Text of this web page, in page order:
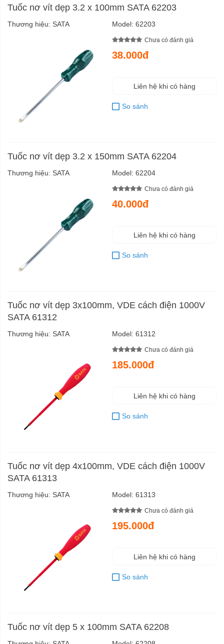
Tuốc nơ vít dẹp 3.2 x 100mm SATA 62203
Thương hiệu: SATA Model: 62203
Chưa có đánh giá
38.000đ
Liên hệ khi có hàng
So sánh
Tuốc nơ vít dẹp 3.2 x 150mm SATA 62204
Thương hiệu: SATA Model: 62204
Chưa có đánh giá
40.000đ
Liên hệ khi có hàng
So sánh
Tuốc nơ vít dẹp 3x100mm, VDE cách điện 1000V
SATA 61312
Thương hiệu: SATA Model: 61312
Chưa có đánh giá
185.000đ
Liên hệ khi có hàng
So sánh
Tuốc nơ vít dẹp 4x100mm, VDE cách điện 1000V
SATA 61313
Thương hiệu: SATA Model: 61313
Chưa có đánh giá
195.000đ
Liên hệ khi có hàng
So sánh
Tuốc nơ vít dẹp 5 x 100mm SATA 62208